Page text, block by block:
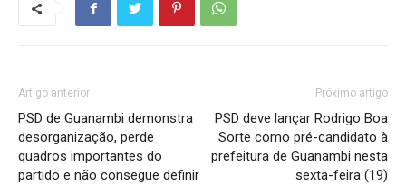
Artigo anterior
PSD de Guanambi demonstra
desorganização, perde
quadros importantes do
partido e não consegue definir
Próximo artigo
PSD deve lançar Rodrigo Boa
Sorte como pré-candidato à
prefeitura de Guanambi nesta
sexta-feira (19)